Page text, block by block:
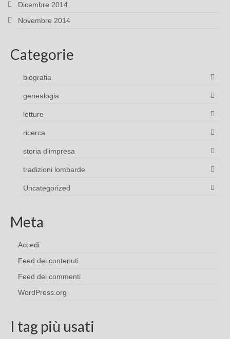
Dicembre 2014
Novembre 2014
Categorie
biografia
genealogia
letture
ricerca
storia d'impresa
tradizioni lombarde
Uncategorized
Meta
Accedi
Feed dei contenuti
Feed dei commenti
WordPress.org
I tag più usati